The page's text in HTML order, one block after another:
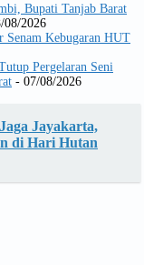
Bupati Tanjab Barat
08/2026
Senam Kebugaran HUT
Pergelaran Seni
- 07/08/2026
Jayakarta,
di Hari Hutan